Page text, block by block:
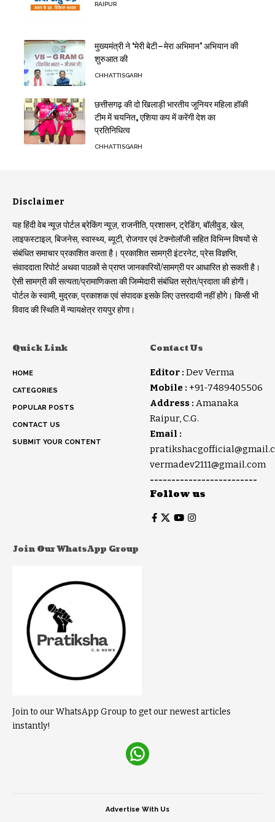
RAIPUR
मुख्यमंत्री ने ‘मेरी बेटी–मेरा अभिमान’ अभियान की
शुरुआत की
CHHATTISGARH
छत्तीसगढ़ की दो खिलाड़ी भारतीय जूनियर महिला हॉकी
टीम में चयनित, एशिया कप में करेंगी देश का
प्रतिनिधित्व
CHHATTISGARH
Disclaimer
यह हिंदी वेब न्यूज़ पोर्टल ब्रेकिंग न्यूज़, राजनीति, प्रशासन, ट्रेडिंग, बॉलीवुड, खेल,
लाइफस्टाइल, बिजनेस, स्वास्थ्य, ब्यूटी, रोजगार एवं टेक्नोलॉजी सहित विभिन्न विषयों से
संबंधित समाचार प्रकाशित करता है। प्रकाशित सामग्री इंटरनेट, प्रेस विज्ञप्ति,
संवाददाता रिपोर्ट अथवा पाठकों से प्राप्त जानकारियों/सामग्री पर आधारित हो सकती है।
ऐसी सामग्री की सत्यता/प्रामाणिकता की जिम्मेदारी संबंधित स्रोत/प्रदाता की होगी।
पोर्टल के स्वामी, मुद्रक, प्रकाशक एवं संपादक इसके लिए उत्तरदायी नहीं होंगे। किसी भी
विवाद की स्थिति में न्यायक्षेत्र रायपुर होगा।
Quick Link
HOME
CATEGORIES
POPULAR POSTS
CONTACT US
SUBMIT YOUR CONTENT
Contact Us
Editor : Dev Verma
Mobile : +91-7489405506
Address : Amanaka
Raipur, C.G.
Email :
vermadev2111@gmail.com
-------------------------
Follow us
Join Our WhatsApp Group
Join to our WhatsApp Group to get our newest articles
instantly!
Advertise With Us